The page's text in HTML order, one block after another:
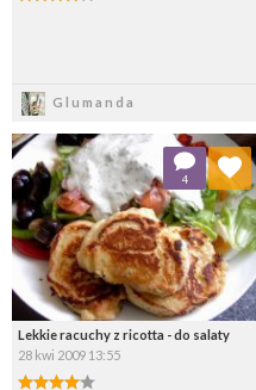
Glumanda
Lekkie racuchy z ricotta - do salaty
28 kwi 2009 13:55
4
Dodaj do ulubionych
Wybierz listę: